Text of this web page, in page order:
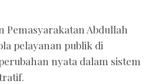
Pemasyarakatan Abdullah
pelayanan publik di
nyata dalam sistem